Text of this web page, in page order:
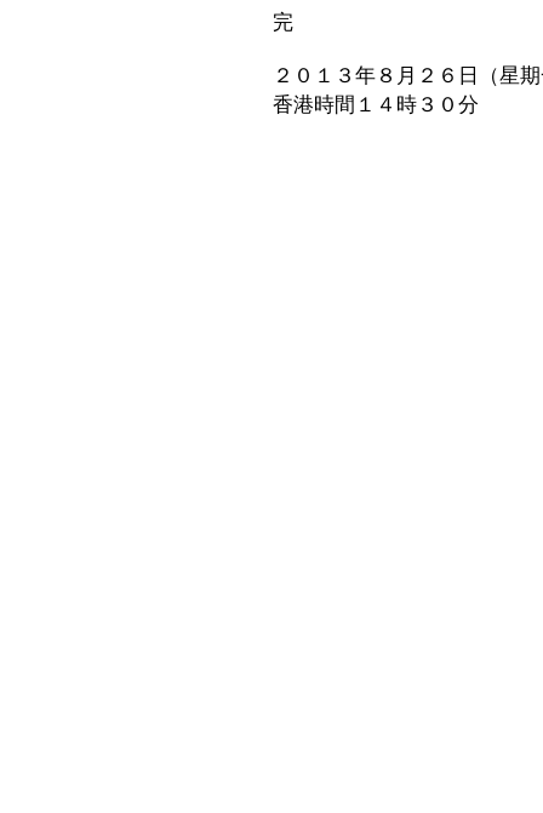
完
２０１３年８月２６日（星
香港時間１４時３０分